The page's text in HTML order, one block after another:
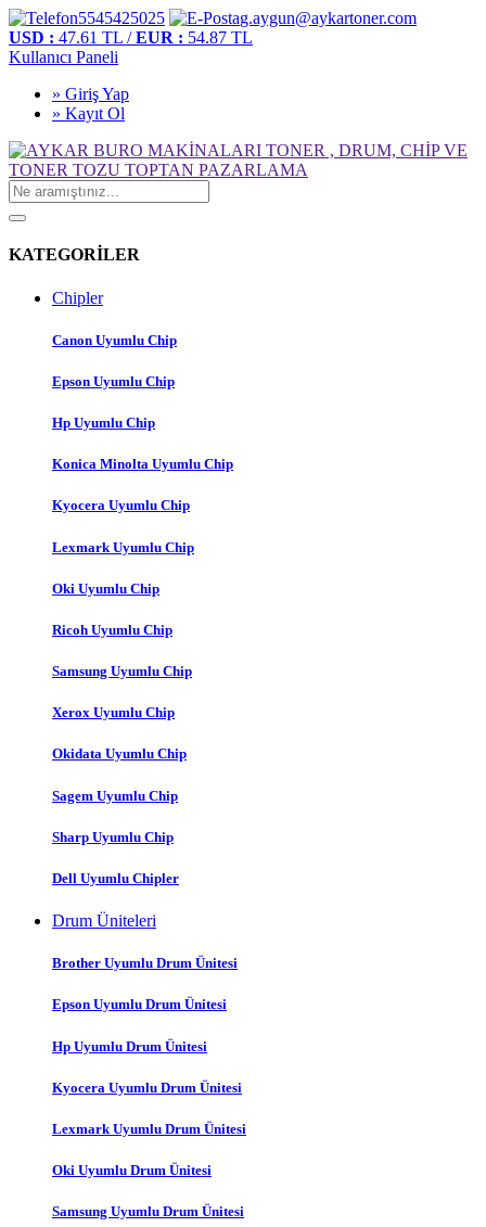
5545425025
g.aygun@aykartoner.com
USD : 47.61 TL /EUR : 54.87 TL
Kullanıcı Paneli
» Giriş Yap
» Kayıt Ol
KATEGORİLER
Chipler
Canon Uyumlu Chip
Epson Uyumlu Chip
Hp Uyumlu Chip
Konica Minolta Uyumlu Chip
Kyocera Uyumlu Chip
Lexmark Uyumlu Chip
Oki Uyumlu Chip
Ricoh Uyumlu Chip
Samsung Uyumlu Chip
Xerox Uyumlu Chip
Okidata Uyumlu Chip
Sagem Uyumlu Chip
Sharp Uyumlu Chip
Dell Uyumlu Chipler
Drum Üniteleri
Brother Uyumlu Drum Ünitesi
Epson Uyumlu Drum Ünitesi
Hp Uyumlu Drum Ünitesi
Kyocera Uyumlu Drum Ünitesi
Lexmark Uyumlu Drum Ünitesi
Oki Uyumlu Drum Ünitesi
Samsung Uyumlu Drum Ünitesi